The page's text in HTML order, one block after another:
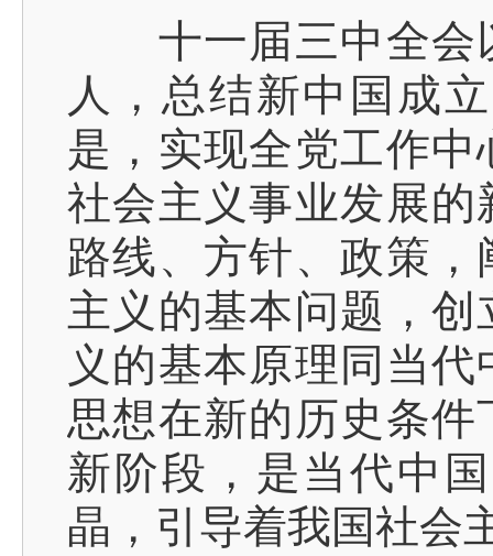
十一届三中全会
人，总结新中国成
是，实现全党工作
社会主义事业发展
路线、方针、政策
主义的基本问题，
义的基本原理同当
思想在新的历史条
新阶段，是当代中
晶，引导着我国社会